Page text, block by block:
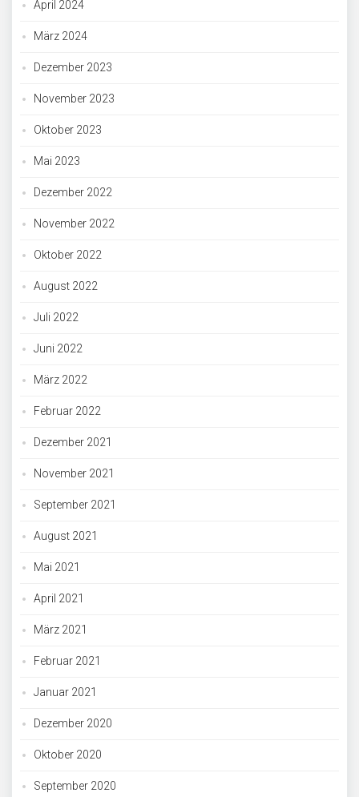
April 2024
März 2024
Dezember 2023
November 2023
Oktober 2023
Mai 2023
Dezember 2022
November 2022
Oktober 2022
August 2022
Juli 2022
Juni 2022
März 2022
Februar 2022
Dezember 2021
November 2021
September 2021
August 2021
Mai 2021
April 2021
März 2021
Februar 2021
Januar 2021
Dezember 2020
Oktober 2020
September 2020